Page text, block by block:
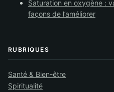
Saturation en oxygène :
façons de l’améliorer
RUBRIQUES
Santé & Bien-être
Spiritualité